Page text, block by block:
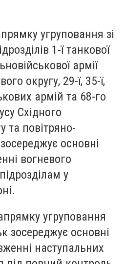
угруповання зі
1-ї танкової
армії
округу, 29-ї, 35-ї,
армій та 68-го
Східного
та повітряно-
основні
вогневого
у
угруповання
зосереджує основні
наступальних